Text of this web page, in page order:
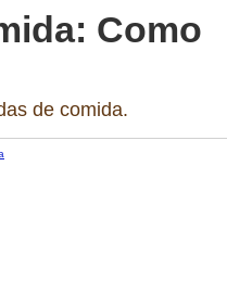
Como
de comida.